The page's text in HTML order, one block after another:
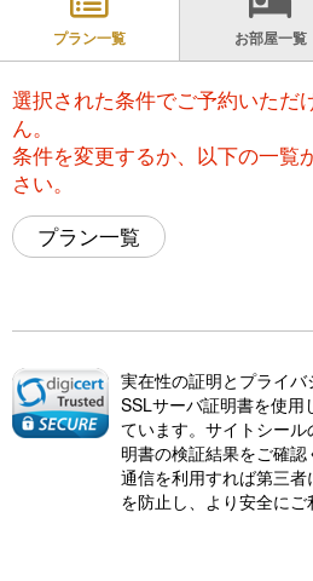
プラン一覧 お部屋一覧
選択された条件でご予約いただ
ん。
条件を変更するか、以下の一覧
さい。
プラン一覧
実在性の証明とプライ
SSLサーバ証明書を使用
ています。サイトシー
明書の検証結果をご確
通信を利用すれば第三
を防止し、より安全に